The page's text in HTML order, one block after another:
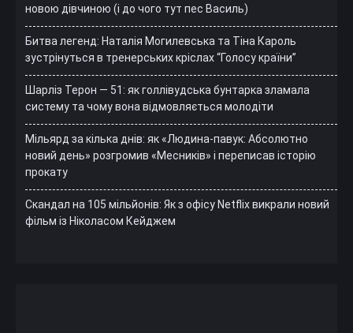
новою дівчиною (і до чого тут пес Василь)
Битва легенд: Наталія Могилевська та Тіна Кароль
зустрінуться в тренерських кріслах “Голосу країни”
Шарліз Терон — 51: як голлівудська бунтарка зламала
систему та чому вона відмовляється молодіти
Мільярд за кілька днів: як «Людина-павук: Абсолютно
новий день» розгромив «Месників» і переписав історію
прокату
Скандал на 105 мільйонів: Як з офісу Netflix викрали новий
фільм із Ніколасом Кейджем